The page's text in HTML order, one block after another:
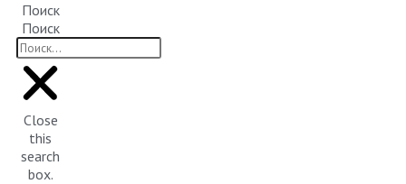
Поиск
Поиск
Close
this
search
box.